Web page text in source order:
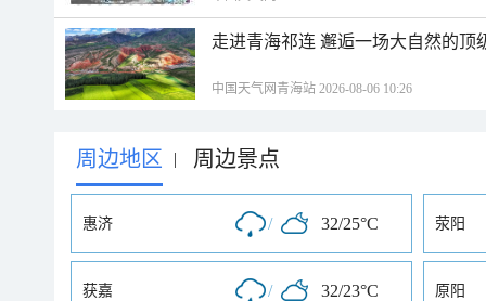
走进青海祁连 邂逅一场大自然的顶
中国天气网青海站 2026-08-06 10:26
周边地区 | 周边景点
惠济 / 32/25°C 荥阳
获嘉 / 32/23°C 原阳